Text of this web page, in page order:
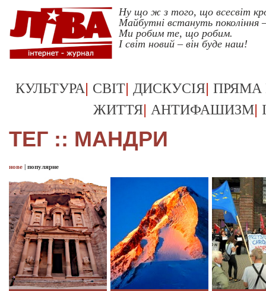
Ну що ж з того, що всесвіт
Майбутні встануть покоління
Ми робим те, що робим.
І світ новий – він буде наш!
КУЛЬТУРА| СВІТ| ДИСКУСІЯ| ПРЯМА
ЖИТТЯ| АНТИФАШИЗМ|
ТЕГ :: МАНДРИ
нове | популярне